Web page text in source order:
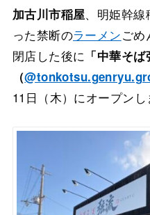
加古川市稲屋、明姫幹
った禁断のラーメンご
閉店した後に 「中華そ
（
11日（木）にオープンし